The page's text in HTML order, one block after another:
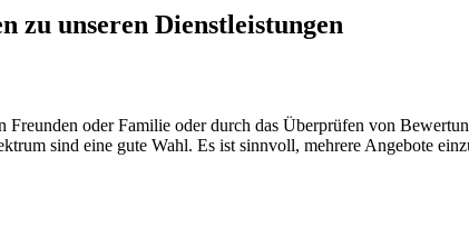
zu unseren Dienstleistungen
oder Familie oder durch das Überprüfen von
sind eine gute Wahl. Es ist sinnvoll, mehrere Angebote